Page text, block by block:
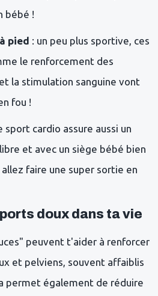
bébé !
pied : un peu plus sportive, ces
le renforcement des
la stimulation sanguine vont
fou !
sport cardio assure aussi un
et avec un siège bébé bien
faire une super sortie en
doux dans ta vie
peuvent t'aider à renforcer
et pelviens, souvent affaiblis
permet également de réduire